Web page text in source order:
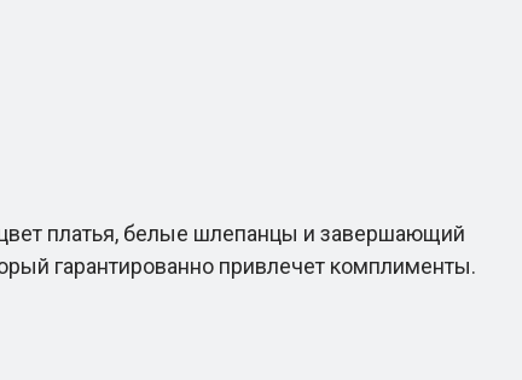
платья, белые шлепанцы и завершающий
гарантированно привлечет комплименты.